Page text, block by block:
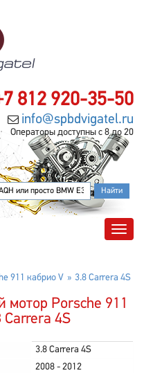
812 920-35-50
info@spbdvigatel.ru
Операторы доступны с 8 до 20
911 кабрио V 3.8 Carrera 4S
мотор Porsche 911
Carrera 4S
3.8 Carrera 4S
2008 - 2012